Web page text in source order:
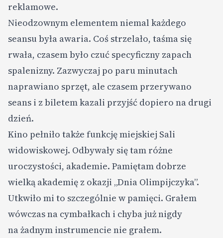
reklamowe.
Nieodzownym elementem niemal każdego
seansu była awaria. Coś strzelało, taśma się
rwała, czasem było czuć specyficzny zapach
spalenizny. Zazwyczaj po paru minutach
naprawiano sprzęt, ale czasem przerywano
seans i z biletem kazali przyjść dopiero na drugi
dzień.
Kino pełniło także funkcję miejskiej Sali
widowiskowej. Odbywały się tam różne
uroczystości, akademie. Pamiętam dobrze
wielką akademię z okazji „Dnia Olimpijczyka”.
Utkwiło mi to szczególnie w pamięci. Grałem
wówczas na cymbałkach i chyba już nigdy
na żadnym instrumencie nie grałem.